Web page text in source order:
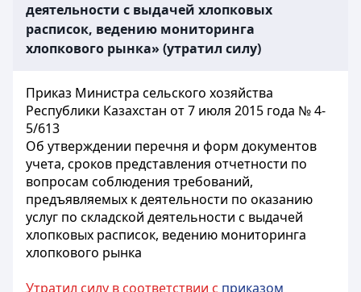
деятельности с выдачей хлопковых
расписок, ведению мониторинга
хлопкового рынка» (утратил силу)
Приказ Министра сельского хозяйства
Республики Казахстан от 7 июля 2015 года № 4-
5/613
Об утверждении перечня и форм документов
учета, сроков представления отчетности по
вопросам соблюдения требований,
предъявляемых к деятельности по оказанию
услуг по складской деятельности с выдачей
хлопковых расписок, ведению мониторинга
хлопкового рынка
Утратил силу в соответствии с приказом